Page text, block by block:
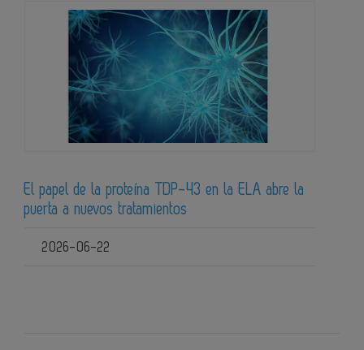
El papel de la proteína TDP-43 en la ELA abre la
puerta a nuevos tratamientos
2026-06-22